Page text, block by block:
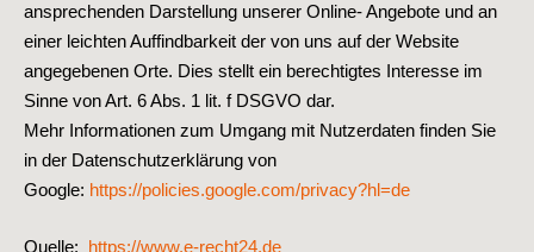
ansprechenden Darstellung unserer Online- Angebote und an
einer leichten Auffindbarkeit der von uns auf der Website
angegebenen Orte. Dies stellt ein berechtigtes Interesse im
Sinne von Art. 6 Abs. 1 lit. f DSGVO dar.
Mehr Informationen zum Umgang mit Nutzerdaten finden Sie
in der Datenschutzerklärung von
Google: https://policies.google.com/privacy?hl=de
Quelle: https://www.e-recht24.de